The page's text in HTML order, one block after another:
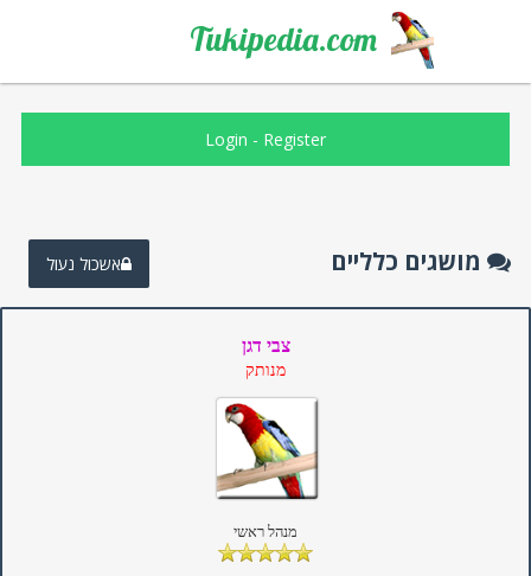
Tukipedia.com
Login - Register
אשכול נעול מושגים כלליים
צבי דגן
מנותק
מנהל ראשי